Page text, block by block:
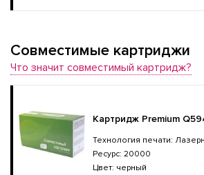
Совместимые картриджи
Что значит совместимый картридж?
Картридж Premium
Технология печати:
Ресурс: 20000
Цвет: черный